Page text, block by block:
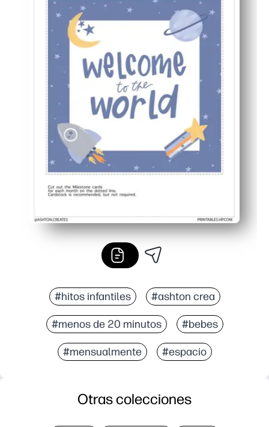
Mantenimiento significativo de la memoria: realice un
#hitos infantiles #ashton crea
#menos de 20 minutos #bebes
#mensualmente #espacio
Otras colecciones